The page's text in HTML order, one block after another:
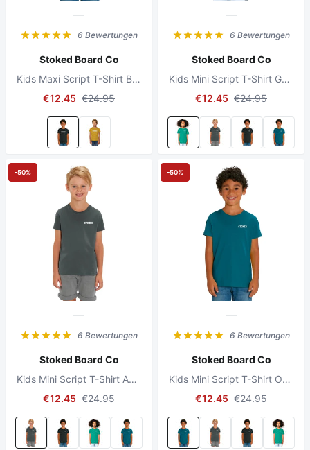
6 Bewertungen
Stoked Board Co
Kids Maxi Script T-Shirt Black
€12.45 €24.95
6 Bewertungen
Stoked Board Co
Kids Mini Script T-Shirt Go Green
€12.45 €24.95
6 Bewertungen
Stoked Board Co
Kids Mini Script T-Shirt Anthracite
€12.45 €24.95
-50%
6 Bewertungen
Stoked Board Co
Kids Mini Script T-Shirt Ocean Depth
€12.45 €24.95
-50%